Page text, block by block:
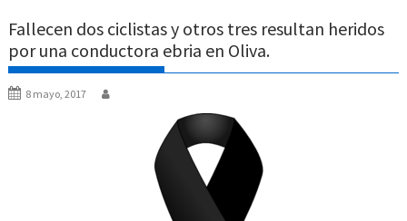
Fallecen dos ciclistas y otros tres resultan heridos
por una conductora ebria en Oliva.
8 mayo, 2017